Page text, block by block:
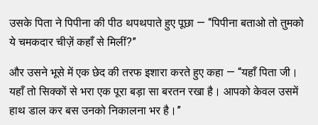
उसके पिता ने पिपीना की पीठ थपथपाते हुए पूछा — “पिपीना बताओ तो तुमको
ये चमकदार चीज़ें कहाँ से मिलीं?”
और उसने भूसे में एक छेद की तरफ इशारा करते हुए कहा — “यहाँ पिता जी।
यहाँ तो सिक्कों से भरा एक पूरा बड़ा सा बरतन रखा है। आपको केवल उसमें
हाथ डाल कर बस उनको निकालना भर है।”